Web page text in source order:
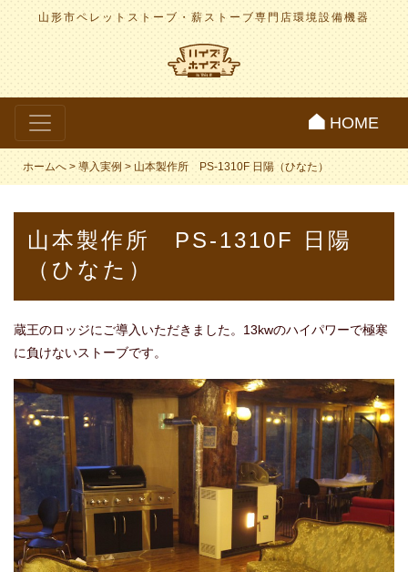
山形市ペレットストーブ・薪ストーブ専門店環境設備機器
HOME
ホームへ > 導入実例 > 山本製作所 PS-1310F 日陽（ひなた）
山本製作所 PS-1310F 日陽
（ひなた）
蔵王のロッジにご導入いただきました。13kwのハイパワーで極寒
に負けないストーブです。